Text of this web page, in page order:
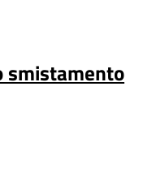
smistamento